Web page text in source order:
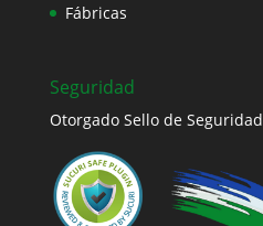
Fábricas
Seguridad
Otorgado Sello de